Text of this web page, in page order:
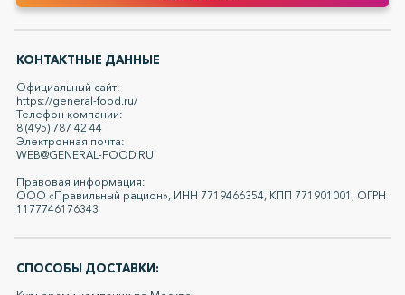
КОНТАКТНЫЕ ДАННЫЕ
Официальный сайт:
https://general-food.ru/
Телефон компании:
8 (495) 787 42 44
Электронная почта:
WEB@GENERAL-FOOD.RU
Правовая информация:
ООО «Правильный рацион», ИНН 7719466354, КПП 771901001, ОГРН
1177746176343
СПОСОБЫ ДОСТАВКИ: